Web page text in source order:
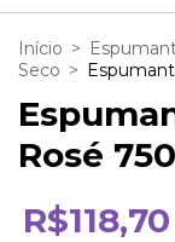
Início >
Seco >
Rosé
R$118,70